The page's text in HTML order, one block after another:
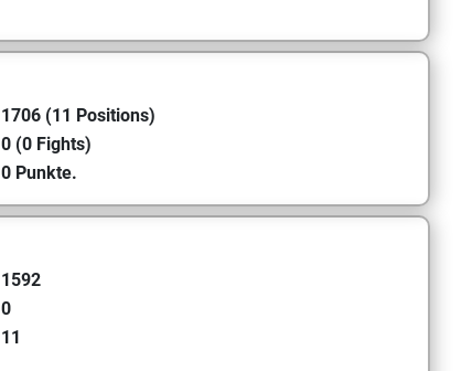
1706 (11 Positions)
0 (0 Fights)
0 Punkte.
1592
0
11